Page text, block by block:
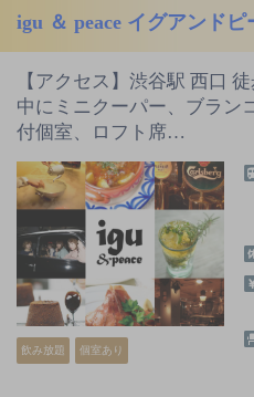
igu ＆ peace イグアンドピ
【アクセス】渋谷駅 西口
中にミニクーパー、ブラン
付個室、ロフト席…
飲み放題 個室あり